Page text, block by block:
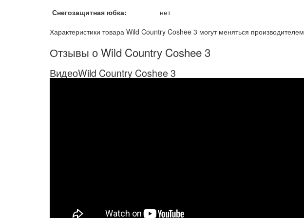
Снегозащитная юбка:
нет
Характеристики товара Wild Country Coshee 3 могут меняться производителем
Отзывы о Wild Country Coshee 3
ВидеоWild Country Coshee 3